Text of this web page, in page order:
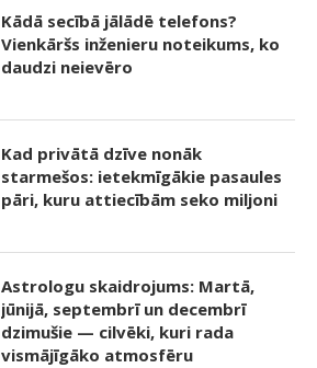
Kādā secībā jālādē telefons?
Vienkāršs inženieru noteikums, ko
daudzi neievēro
Kad privātā dzīve nonāk
starmešos: ietekmīgākie pasaules
pāri, kuru attiecībām seko miljoni
Astrologu skaidrojums: Martā,
jūnijā, septembrī un decembrī
dzimušie — cilvēki, kuri rada
vismājīgāko atmosfēru